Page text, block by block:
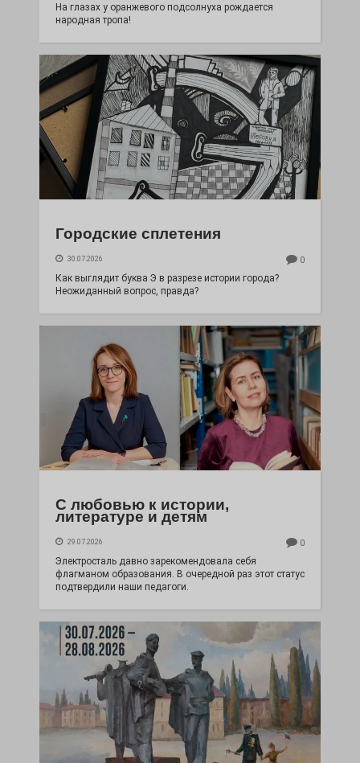
На глазах у оранжевого подсолнуха рождается
народная тропа!
Городские сплетения
30.07.2026 0
Как выглядит буква Э в разрезе истории города?
Неожиданный вопрос, правда?
С любовью к истории,
литературе и детям
29.07.2026 0
Электросталь давно зарекомендовала себя
флагманом образования. В очередной раз этот статус
подтвердили наши педагоги.